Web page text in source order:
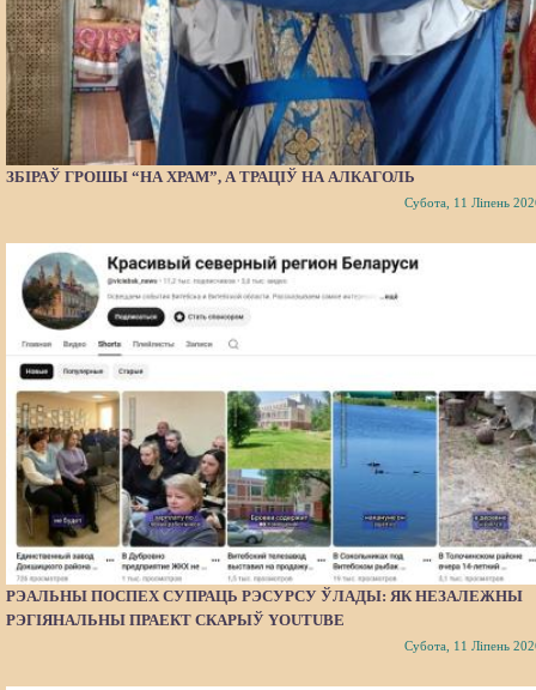
ЗБІРАЎ ГРОШЫ “НА ХРАМ”, А ТРАЦІЎ НА АЛКАГОЛЬ
Субота, 11 Ліпень
РЭАЛЬНЫ ПОСПЕХ СУПРАЦЬ РЭСУРСУ ЎЛАДЫ: ЯК НЕЗАЛЕЖНЫ
РЭГІЯНАЛЬНЫ ПРАЕКТ СКАРЫЎ YOUTUBE
Субота, 11 Ліпень